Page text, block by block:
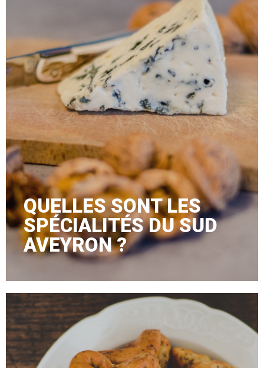
QUELLES SONT LES
SPÉCIALITÉS DU SUD
AVEYRON ?